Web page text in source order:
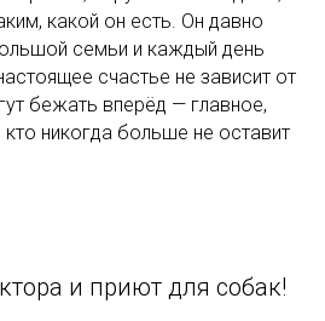
какой он есть. Он давно
семьи и каждый день
счастье не зависит от
бежать вперёд — главное,
никогда больше не оставит
и приют для собак!